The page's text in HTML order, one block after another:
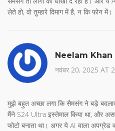
लेते हो, वो तुम्हारे दिमाग में है, न कि फोन में।
Neelam Khan
नवंबर 20, 2025 AT
मुझे बहुत अच्छा लगा कि सैमसंग ने बड़े बदलाव
मैंने S24 Ultra इस्तेमाल किया था, और
फोटो बनाता था। अगर ये AI वाला अपग्रेड